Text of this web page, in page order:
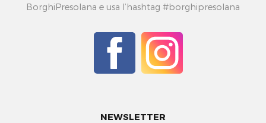
BorghiPresolana e usa l’hashtag #borghipresolana
NEWSLETTER